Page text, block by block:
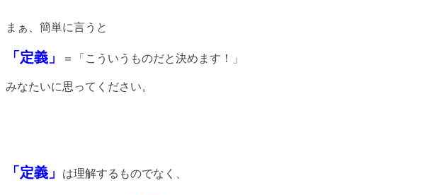
まぁ、簡単に言うと
「定義」 ＝「こういうものだと決めます！」
みなたいに思ってください。
「定義」 は理解するものでなく、